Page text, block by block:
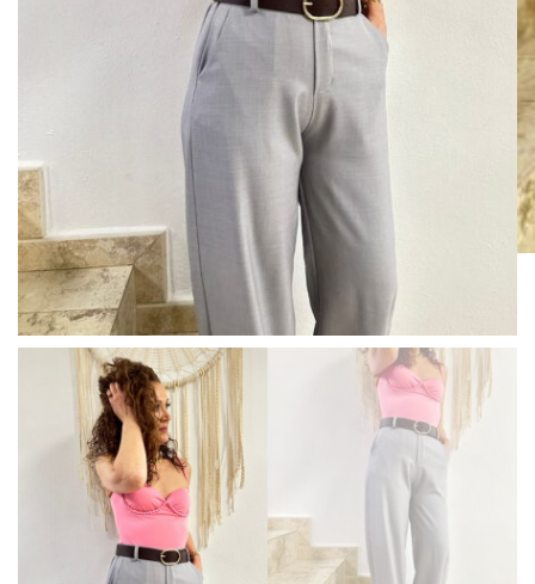
CALZADO
COMPLEMENTOS
TECNOLOGIA
HOGAR
TARJETAS REGALO